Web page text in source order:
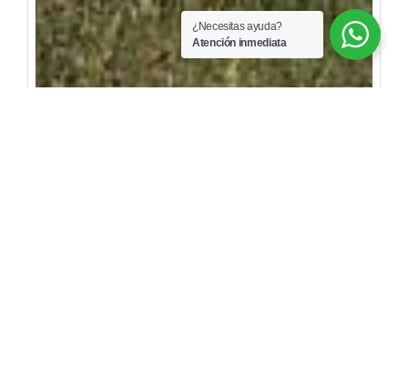
¿Necesitas ayuda?
Atención inmediata